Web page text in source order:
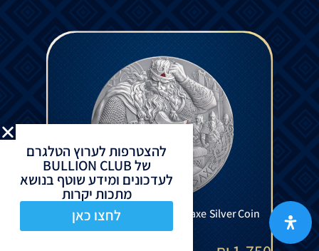
Way To Valhalla - Eric Bloodaxe Silver Coin
2 Oz 2026
להצטרפות לערוץ הטלגרם
של BULLION CLUB
לעדכונים ומידע שוטף בנושא
מתכות יקרות
לחצו כאן